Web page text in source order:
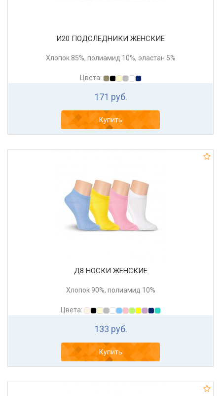
И20 ПОДСЛЕДНИКИ ЖЕНСКИЕ
Хлопок 85%, полиамид 10%, эластан 5%
Цвета:
171 руб.
Купить
Д8 НОСКИ ЖЕНСКИЕ
Хлопок 90%, полиамид 10%
Цвета:
133 руб.
Купить